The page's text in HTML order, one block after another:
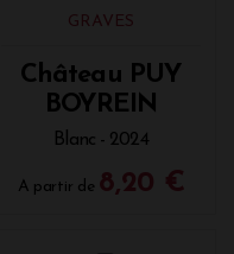
GRAVES
Château PUY
BOYREIN
Blanc - 2024
A partir de 8,20 €